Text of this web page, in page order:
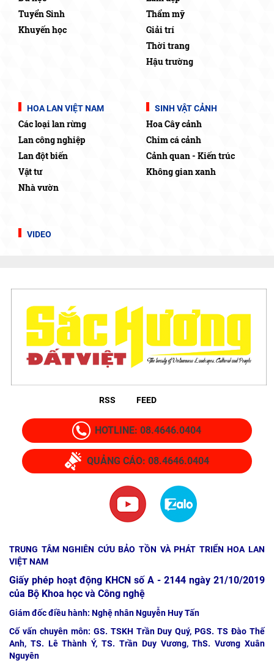
Tuyển Sinh
Khuyến học
Thẩm mỹ
Giải trí
Thời trang
Hậu trường
HOA LAN VIỆT NAM
Các loại lan rừng
Lan công nghiệp
Lan đột biến
Vật tư
Nhà vườn
SINH VẬT CẢNH
Hoa Cây cảnh
Chim cá cảnh
Cảnh quan - Kiến trúc
Không gian xanh
VIDEO
RSS FEED
HOTLINE: 08.4646.0404
QUẢNG CÁO: 08.4646.0404
TRUNG TÂM NGHIÊN CỨU BẢO TỒN VÀ PHÁT TRIỂN HOA LAN
VIỆT NAM
Giấy phép hoạt động KHCN số A - 2144 ngày 21/10/2019
của Bộ Khoa học và Công nghệ
Giám đốc điều hành: Nghệ nhân Nguyễn Huy Tấn
Cố vấn chuyên môn: GS. TSKH Trần Duy Quý, PGS. TS Đào Thế
Anh, TS. Lê Thành Ý, TS. Trần Duy Vương, ThS. Vương Xuân
Nguyên